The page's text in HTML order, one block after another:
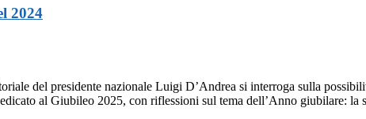
2024
del presidente nazionale Luigi D’Andrea si interroga sulla
al Giubileo 2025, con riflessioni sul tema dell’Anno giubilare: